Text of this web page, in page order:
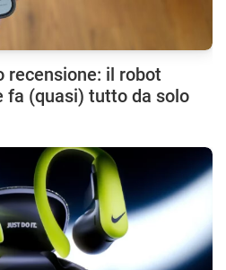
recensione: il robot
fa (quasi) tutto da solo